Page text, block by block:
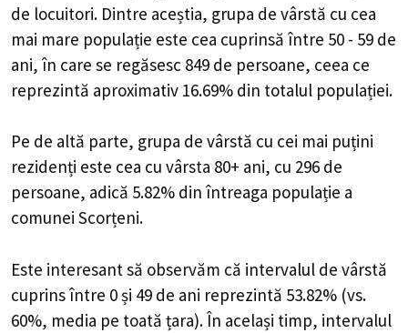
de locuitori. Dintre aceștia, grupa de vârstă cu cea
mai mare populație este cea cuprinsă între 50 - 59 de
ani, în care se regăsesc 849 de persoane, ceea ce
reprezintă aproximativ 16.69% din totalul populației.
Pe de altă parte, grupa de vârstă cu cei mai puțini
rezidenți este cea cu vârsta 80+ ani, cu 296 de
persoane, adică 5.82% din întreaga populație a
comunei Scorțeni.
Este interesant să observăm că intervalul de vârstă
cuprins între 0 și 49 de ani reprezintă 53.82% (vs.
60%, media pe toată țara). În același timp, intervalul